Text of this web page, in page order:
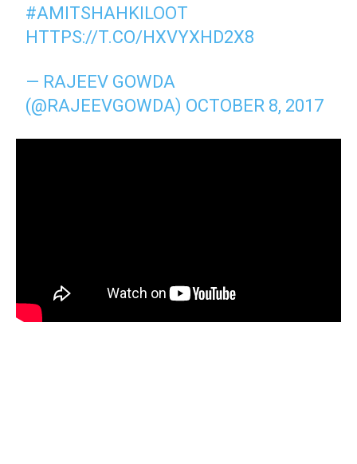
#AMITSHAHKILOOT
HTTPS://T.CO/HXVYXHD2X8
— RAJEEV GOWDA
(@RAJEEVGOWDA) OCTOBER 8, 2017